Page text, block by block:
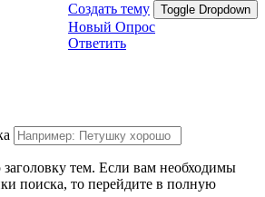
Создать тему Toggle Dropdown
Новый Опрос
Ответить
тем. Если вам необходимы
поиска, то перейдите в полную